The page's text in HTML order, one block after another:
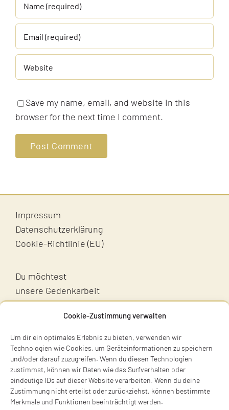
Cookie-Zustimmung verwalten
Um dir ein optimales Erlebnis zu bieten, verwenden wir
Technologien wie Cookies, um Geräteinformationen zu speichern
und/oder darauf zuzugreifen. Wenn du diesen Technologien
zustimmst, können wir Daten wie das Surfverhalten oder
eindeutige IDs auf dieser Website verarbeiten. Wenn du deine
Zustimmung nicht erteilst oder zurückziehst, können bestimmte
Merkmale und Funktionen beeinträchtigt werden.
Save my name, email, and website in this
browser for the next time I comment.
Impressum
Datenschutzerklärung
Cookie-Richtlinie (EU)
Du möchtest
unsere Gedenkarbeit
unterstützen?
Unterstütz uns!